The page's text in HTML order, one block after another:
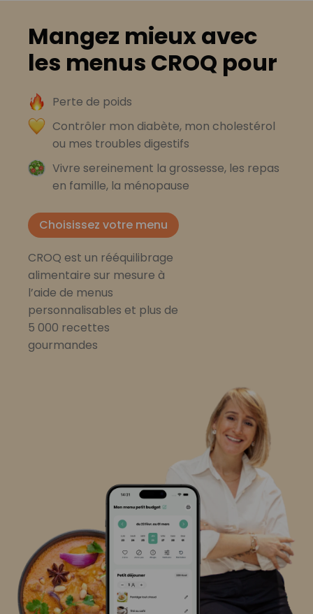
Mangez mieux avec
les menus CROQ pour
Perte de poids
Contrôler mon diabète, mon cholestérol
ou mes troubles digestifs
Vivre sereinement la grossesse, les repas
en famille, la ménopause
Choisissez votre menu
CROQ est un rééquilibrage
alimentaire sur mesure à
l’aide de menus
personnalisables et plus de
5 000 recettes
gourmandes